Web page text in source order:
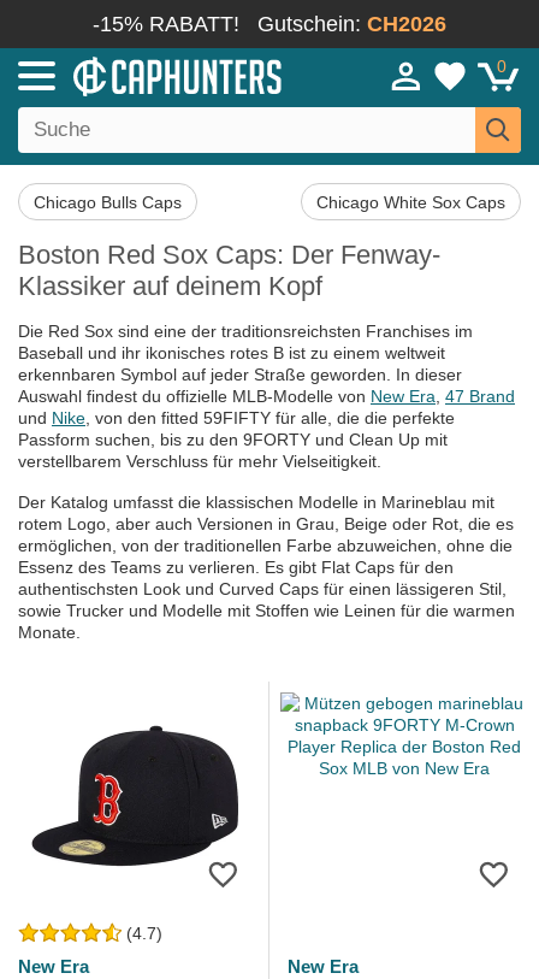
-15% RABATT! Gutschein: CH2026
0
Chicago Bulls Caps Chicago White Sox Caps
Boston Red Sox Caps: Der Fenway-
Klassiker auf deinem Kopf
Die Red Sox sind eine der traditionsreichsten Franchises im
Baseball und ihr ikonisches rotes B ist zu einem weltweit
erkennbaren Symbol auf jeder Straße geworden. In dieser
Auswahl findest du offizielle MLB-Modelle von New Era 47 Brand
und Nike , von den fitted 59FIFTY für alle, die die perfekte
Passform suchen, bis zu den 9FORTY und Clean Up mit
verstellbarem Verschluss für mehr Vielseitigkeit.
Der Katalog umfasst die klassischen Modelle in Marineblau mit
rotem Logo, aber auch Versionen in Grau, Beige oder Rot, die es
ermöglichen, von der traditionellen Farbe abzuweichen, ohne die
Essenz des Teams zu verlieren. Es gibt Flat Caps für den
authentischsten Look und Curved Caps für einen lässigeren Stil,
sowie Trucker und Modelle mit Stoffen wie Leinen für die warmen
Monate.
(4.7)
New Era
New Era